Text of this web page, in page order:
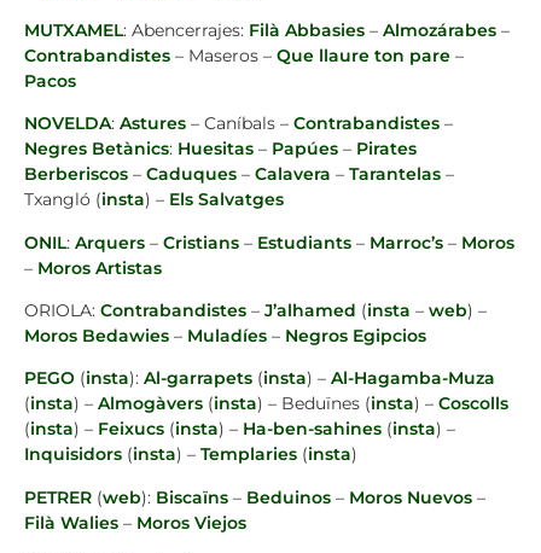
MUTXAMEL: Abencerrajes: Filà Abbasies – Almozárabes –
Contrabandistes – Maseros – Que llaure ton pare –
Pacos
NOVELDA: Astures – Caníbals – Contrabandistes –
Negres Betànics: Huesitas – Papúes – Pirates
Berberiscos – Caduques – Calavera – Tarantelas –
Txangló (insta) – Els Salvatges
ONIL: Arquers – Cristians – Estudiants – Marroc’s – Moros
– Moros Artistas
ORIOLA: Contrabandistes – J’alhamed (insta – web) –
Moros Bedawies – Muladíes – Negros Egipcios
PEGO (insta): Al-garrapets (insta) – Al-Hagamba-Muza
(insta) – Almogàvers (insta) – Beduïnes (insta) – Coscolls
(insta) – Feixucs (insta) – Ha-ben-sahines (insta) –
Inquisidors (insta) – Templaries (insta)
PETRER (web): Biscaïns – Beduinos – Moros Nuevos –
Filà Walies – Moros Viejos